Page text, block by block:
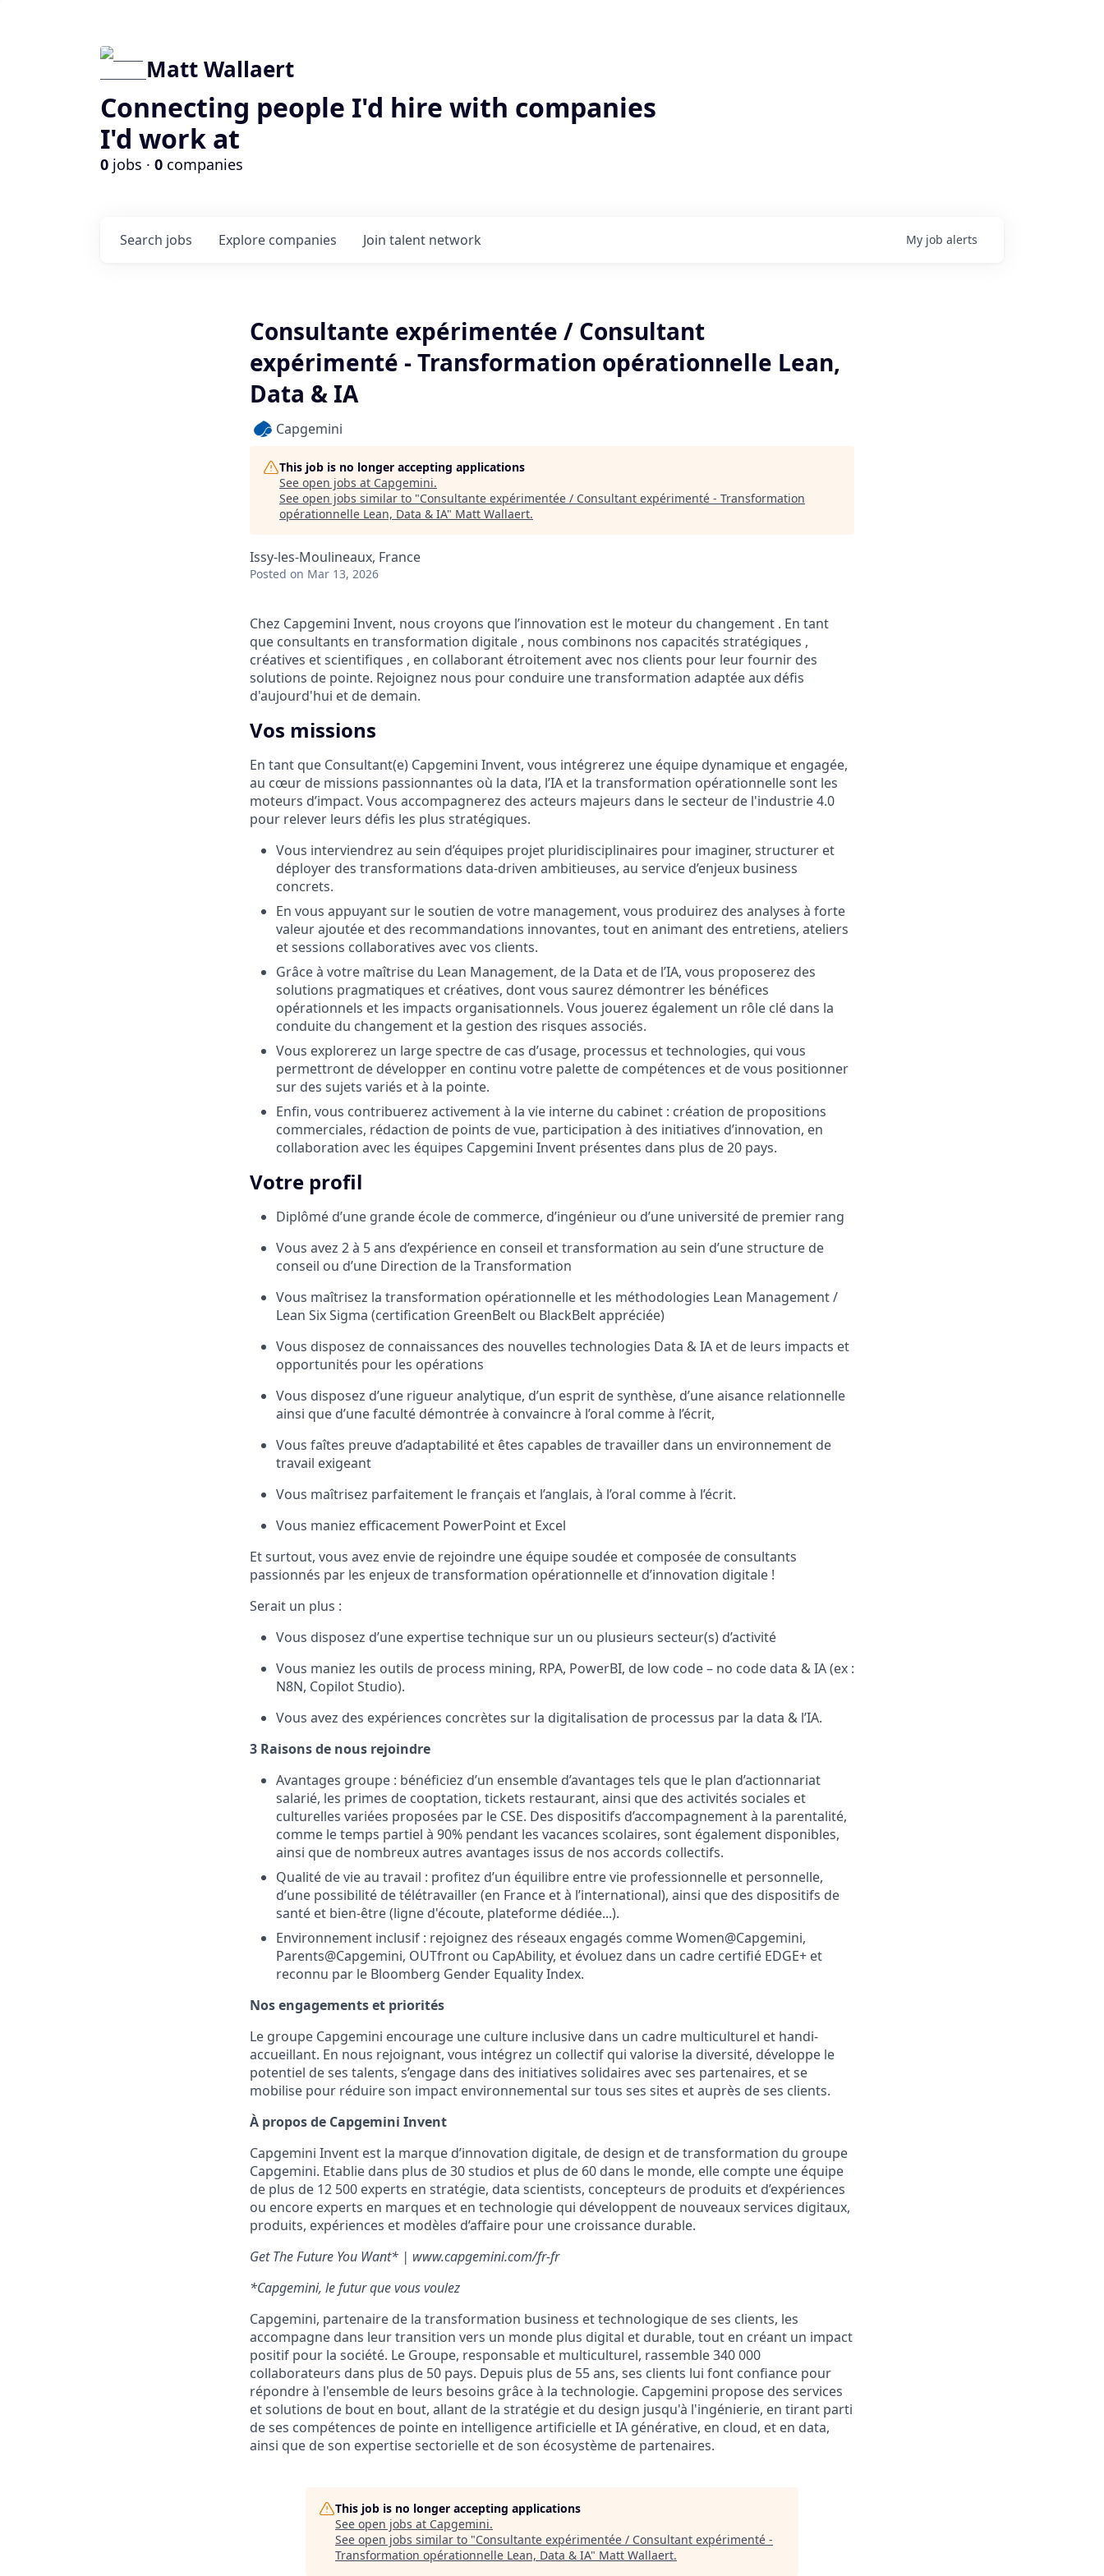
Matt Wallaert
Connecting people I'd hire with companies
I'd work at
0 jobs · 0 companies
Search jobs Explore companies Join talent network My job alerts
Consultante expérimentée / Consultant
expérimenté - Transformation opérationnelle Lean,
Data & IA
Capgemini
This job is no longer accepting applications
See open jobs at Capgemini.
See open jobs similar to "Consultante expérimentée / Consultant expérimenté - Transformation
opérationnelle Lean, Data & IA" Matt Wallaert.
Issy-les-Moulineaux, France
Posted on Mar 13, 2026
Chez Capgemini Invent, nous croyons que l’innovation est le moteur du changement . En tant
que consultants en transformation digitale , nous combinons nos capacités stratégiques ,
créatives et scientifiques , en collaborant étroitement avec nos clients pour leur fournir des
solutions de pointe. Rejoignez nous pour conduire une transformation adaptée aux défis
d'aujourd'hui et de demain.
Vos missions
En tant que Consultant(e) Capgemini Invent, vous intégrerez une équipe dynamique et engagée,
au cœur de missions passionnantes où la data, l’IA et la transformation opérationnelle sont les
moteurs d’impact. Vous accompagnerez des acteurs majeurs dans le secteur de l'industrie 4.0
pour relever leurs défis les plus stratégiques.
Vous interviendrez au sein d’équipes projet pluridisciplinaires pour imaginer, structurer et
déployer des transformations data‑driven ambitieuses, au service d’enjeux business
concrets.
En vous appuyant sur le soutien de votre management, vous produirez des analyses à forte
valeur ajoutée et des recommandations innovantes, tout en animant des entretiens, ateliers
et sessions collaboratives avec vos clients.
Grâce à votre maîtrise du Lean Management, de la Data et de l’IA, vous proposerez des
solutions pragmatiques et créatives, dont vous saurez démontrer les bénéfices
opérationnels et les impacts organisationnels. Vous jouerez également un rôle clé dans la
conduite du changement et la gestion des risques associés.
Vous explorerez un large spectre de cas d’usage, processus et technologies, qui vous
permettront de développer en continu votre palette de compétences et de vous positionner
sur des sujets variés et à la pointe.
Enfin, vous contribuerez activement à la vie interne du cabinet : création de propositions
commerciales, rédaction de points de vue, participation à des initiatives d’innovation, en
collaboration avec les équipes Capgemini Invent présentes dans plus de 20 pays.
Votre profil
Diplômé d’une grande école de commerce, d’ingénieur ou d’une université de premier rang
Vous avez 2 à 5 ans d’expérience en conseil et transformation au sein d’une structure de
conseil ou d’une Direction de la Transformation
Vous maîtrisez la transformation opérationnelle et les méthodologies Lean Management /
Lean Six Sigma (certification GreenBelt ou BlackBelt appréciée)
Vous disposez de connaissances des nouvelles technologies Data & IA et de leurs impacts et
opportunités pour les opérations
Vous disposez d’une rigueur analytique, d’un esprit de synthèse, d’une aisance relationnelle
ainsi que d’une faculté démontrée à convaincre à l’oral comme à l’écrit,
Vous faîtes preuve d’adaptabilité et êtes capables de travailler dans un environnement de
travail exigeant
Vous maîtrisez parfaitement le français et l’anglais, à l’oral comme à l’écrit.
Vous maniez efficacement PowerPoint et Excel
Et surtout, vous avez envie de rejoindre une équipe soudée et composée de consultants
passionnés par les enjeux de transformation opérationnelle et d’innovation digitale !
Serait un plus :
Vous disposez d’une expertise technique sur un ou plusieurs secteur(s) d’activité
Vous maniez les outils de process mining, RPA, PowerBI, de low code – no code data & IA (ex :
N8N, Copilot Studio).
Vous avez des expériences concrètes sur la digitalisation de processus par la data & l’IA.
3 Raisons de nous rejoindre
Avantages groupe : bénéficiez d’un ensemble d’avantages tels que le plan d’actionnariat
salarié, les primes de cooptation, tickets restaurant, ainsi que des activités sociales et
culturelles variées proposées par le CSE. Des dispositifs d’accompagnement à la parentalité,
comme le temps partiel à 90% pendant les vacances scolaires, sont également disponibles,
ainsi que de nombreux autres avantages issus de nos accords collectifs.
Qualité de vie au travail : profitez d’un équilibre entre vie professionnelle et personnelle,
d’une possibilité de télétravailler (en France et à l’international), ainsi que des dispositifs de
santé et bien-être (ligne d'écoute, plateforme dédiée...).
Environnement inclusif : rejoignez des réseaux engagés comme Women@Capgemini,
Parents@Capgemini, OUTfront ou CapAbility, et évoluez dans un cadre certifié EDGE+ et
reconnu par le Bloomberg Gender Equality Index.
Nos engagements et priorités
Le groupe Capgemini encourage une culture inclusive dans un cadre multiculturel et handi-
accueillant. En nous rejoignant, vous intégrez un collectif qui valorise la diversité, développe le
potentiel de ses talents, s’engage dans des initiatives solidaires avec ses partenaires, et se
mobilise pour réduire son impact environnemental sur tous ses sites et auprès de ses clients.
À propos de Capgemini Invent
Capgemini Invent est la marque d’innovation digitale, de design et de transformation du groupe
Capgemini. Etablie dans plus de 30 studios et plus de 60 dans le monde, elle compte une équipe
de plus de 12 500 experts en stratégie, data scientists, concepteurs de produits et d’expériences
ou encore experts en marques et en technologie qui développent de nouveaux services digitaux,
produits, expériences et modèles d’affaire pour une croissance durable.
Get The Future You Want* | www.capgemini.com/fr-fr
*Capgemini, le futur que vous voulez
Capgemini, partenaire de la transformation business et technologique de ses clients, les
accompagne dans leur transition vers un monde plus digital et durable, tout en créant un impact
positif pour la société. Le Groupe, responsable et multiculturel, rassemble 340 000
collaborateurs dans plus de 50 pays. Depuis plus de 55 ans, ses clients lui font confiance pour
répondre à l'ensemble de leurs besoins grâce à la technologie. Capgemini propose des services
et solutions de bout en bout, allant de la stratégie et du design jusqu'à l'ingénierie, en tirant parti
de ses compétences de pointe en intelligence artificielle et IA générative, en cloud, et en data,
ainsi que de son expertise sectorielle et de son écosystème de partenaires.
This job is no longer accepting applications
See open jobs at Capgemini.
See open jobs similar to "Consultante expérimentée / Consultant expérimenté -
Transformation opérationnelle Lean, Data & IA" Matt Wallaert.